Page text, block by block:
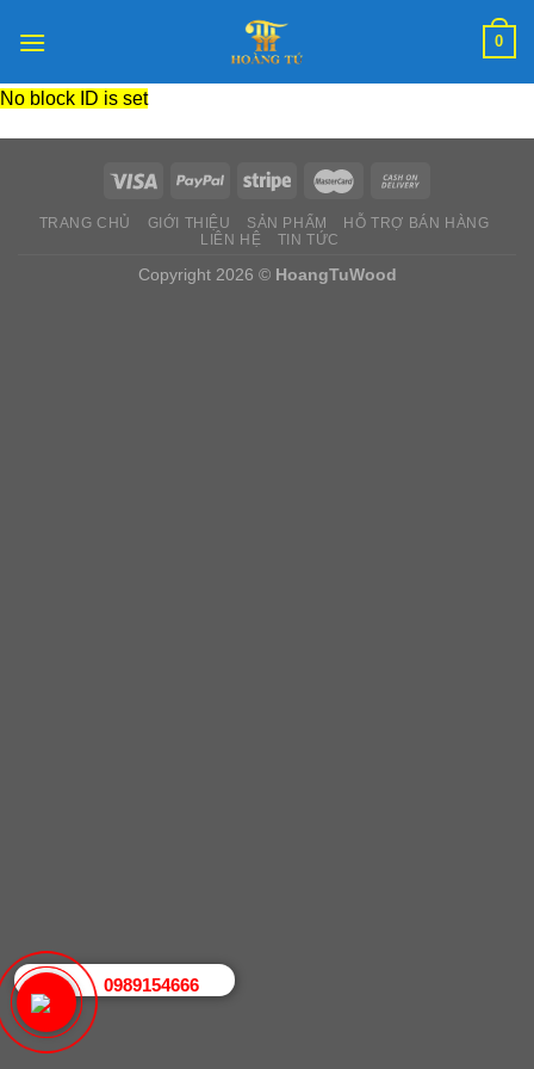
0
No block ID is set
TRANG CHỦ GIỚI THIỆU SẢN PHẨM
HỖ TRỢ BÁN HÀNG
LIÊN HỆ
TIN TỨC
Copyright 2026 © HoangTuWood
0989154666